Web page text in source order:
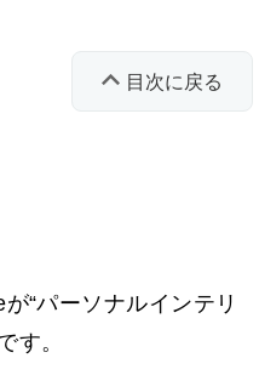
目次に戻る
“パーソナルインテリ
す。